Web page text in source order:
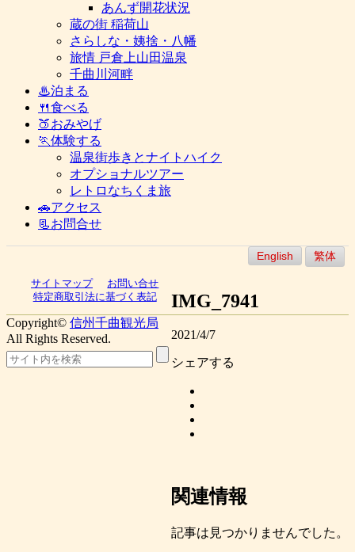
あんず開花状況
蔵の街 稲荷山
さらしな・姨捨・八幡
旅情 戸倉上山田温泉
千曲川河畔
♨泊まる
🍴食べる
🍑おみやげ
🏃体験する
温泉街歩きとナイトハイク
オプショナルツアー
レトロなちくま旅
🚗アクセス
📃お問合せ
English 繁体
IMG_7941
2021/4/7
シェアする
関連情報
記事は見つかりませんでした。
サイトマップ
お問い合せ
特定商取引法に基づく表記
Copyright© 信州千曲観光局
All Rights Reserved.